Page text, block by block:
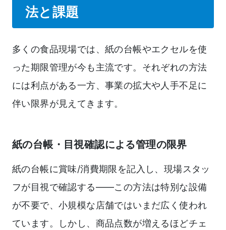
法と課題
多くの食品現場では、紙の台帳やエクセルを使
った期限管理が今も主流です。それぞれの方法
には利点がある一方、事業の拡大や人手不足に
伴い限界が見えてきます。
紙の台帳・目視確認による管理の限界
紙の台帳に賞味/消費期限を記入し、現場スタッ
フが目視で確認する――この方法は特別な設備
が不要で、小規模な店舗ではいまだ広く使われ
ています。しかし、商品点数が増えるほどチェ